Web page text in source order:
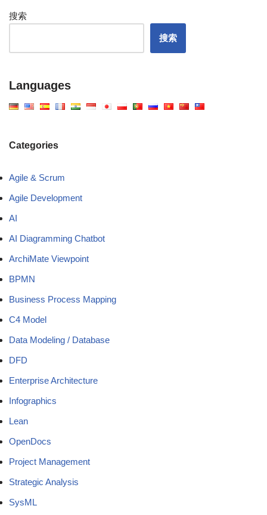
搜索
搜索
Languages
Categories
Agile & Scrum
Agile Development
AI
AI Diagramming Chatbot
ArchiMate Viewpoint
BPMN
Business Process Mapping
C4 Model
Data Modeling / Database
DFD
Enterprise Architecture
Infographics
Lean
OpenDocs
Project Management
Strategic Analysis
SysML